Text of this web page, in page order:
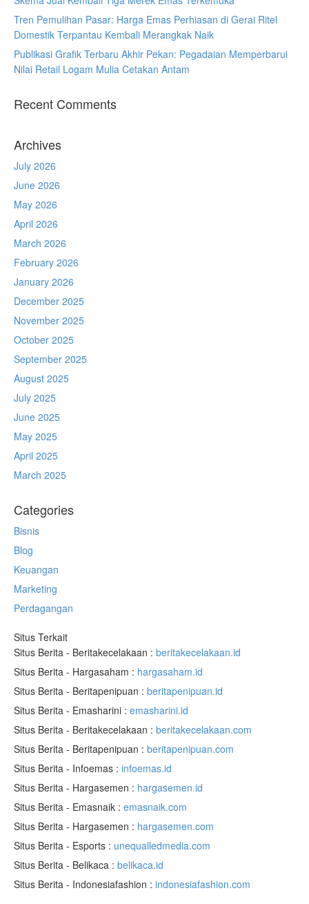
Tren Pemulihan Pasar: Harga Emas Perhiasan di Gerai Ritel
Domestik Terpantau Kembali Merangkak Naik
Publikasi Grafik Terbaru Akhir Pekan: Pegadaian Memperbarui
Nilai Retail Logam Mulia Cetakan Antam
Recent Comments
Archives
July 2026
June 2026
May 2026
April 2026
March 2026
February 2026
January 2026
December 2025
November 2025
October 2025
September 2025
August 2025
July 2025
June 2025
May 2025
April 2025
March 2025
Categories
Bisnis
Blog
Keuangan
Marketing
Perdagangan
Situs Terkait
Situs Berita - Beritakecelakaan : beritakecelakaan.id
Situs Berita - Hargasaham : hargasaham.id
Situs Berita - Beritapenipuan : beritapenipuan.id
Situs Berita - Emasharini : emasharini.id
Situs Berita - Beritakecelakaan : beritakecelakaan.com
Situs Berita - Beritapenipuan : beritapenipuan.com
Situs Berita - Infoemas : infoemas.id
Situs Berita - Hargasemen : hargasemen.id
Situs Berita - Emasnaik : emasnaik.com
Situs Berita - Hargasemen : hargasemen.com
Situs Berita - Esports : unequalledmedia.com
Situs Berita - Belikaca : belikaca.id
Situs Berita - Indonesiafashion : indonesiafashion.com